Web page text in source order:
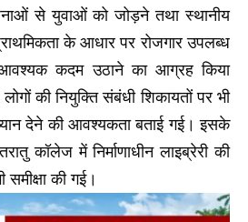
से युवाओं को जोड़ने तथा स्थानीय
के आधार पर रोजगार उपलब्ध
कदम उठाने का आग्रह किया
लोगों की नियुक्ति संबंधी शिकायतों पर भी
देने की आवश्यकता बताई गई। इसके
कॉलेज में निर्माणाधीन लाइब्रेरी की
समीक्षा की गई।